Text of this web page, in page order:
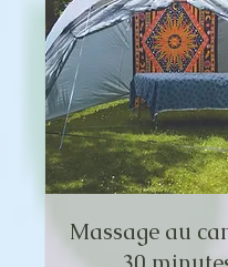
Massage au